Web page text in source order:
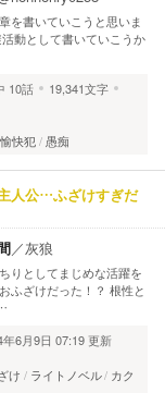
を書いていこうと思いま
動として書いていこうか
10話
19,341文字
愉快犯 愚痴
人公…ふざけすぎだ
／灰狼
りとしてまじめな活躍を
ふざけだった！？ 根性と
年6月9日 07:19 更新
け ライトノベル カク